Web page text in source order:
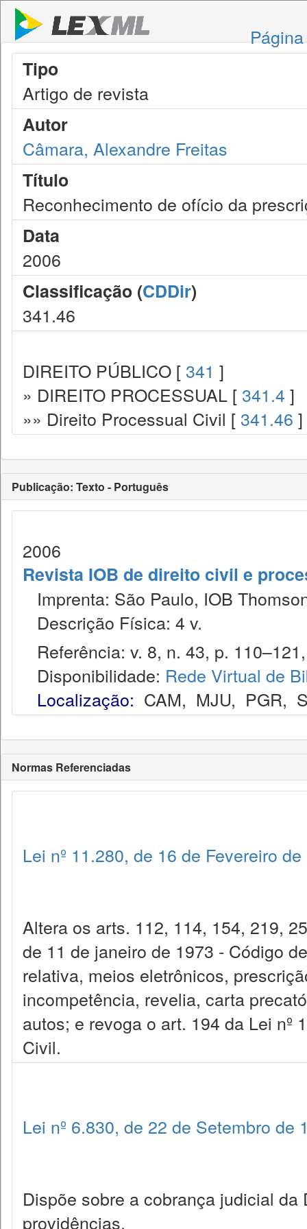
Tipo
Artigo de revista
Autor
Câmara, Alexandre Freitas
Título
Reconhecimento de ofício da
Data
2006
Classificação (CDDir)
341.46
DIREITO PÚBLICO [ 341 ]
» DIREITO PROCESSUAL [ 341.4 ]
»» Direito Processual Civil [ 341.46 ]
Publicação: Texto - Português
2006
Revista IOB de direito civil e
Imprenta: São Paulo, IOB
Descrição Física: 4 v.
Referência: v. 8, n. 43, p.
Disponibilidade: Rede Virtual de
Localização: CAM, MJU, PGR,
Normas Referenciadas
Lei nº 11.280, de 16 de Fevereiro
Altera os arts. 112, 114, 154, 219,
de 11 de janeiro de 1973 - Código
relativa, meios eletrônicos,
incompetência, revelia, carta
autos; e revoga o art. 194 da Lei nº
Civil.
Lei nº 6.830, de 22 de Setembro de
Dispõe sobre a cobrança judicial
providências.